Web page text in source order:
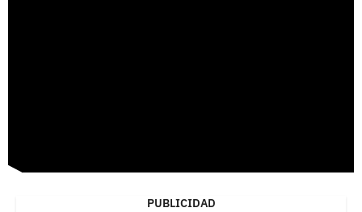
PUBLICIDAD